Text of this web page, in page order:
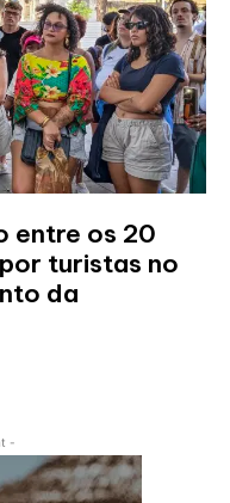
entre os 20
turistas no
da
-